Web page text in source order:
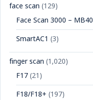
face scan (129)
Face Scan 3000 – MB40
SmartAC1 (3)
finger scan (1,020)
F17(21)
F18/F18+ (197)